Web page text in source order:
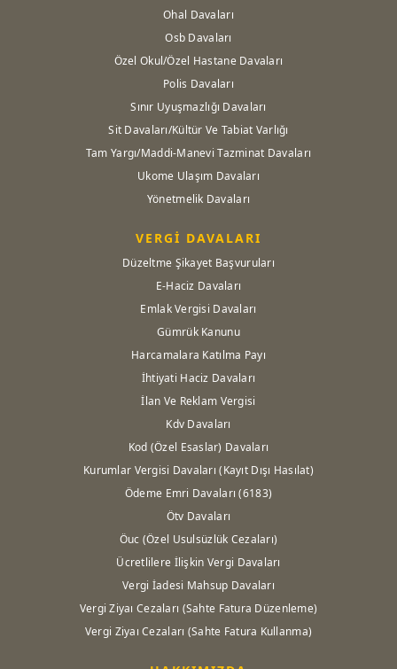
Ohal Davaları
Osb Davaları
Özel Okul/Özel Hastane Davaları
Polis Davaları
Sınır Uyuşmazlığı Davaları
Sit Davaları/Kültür Ve Tabiat Varlığı
Tam Yargı/Maddi-Manevi Tazminat Davaları
Ukome Ulaşım Davaları
Yönetmelik Davaları
VERGİ DAVALARI
Düzeltme Şikayet Başvuruları
E-Haciz Davaları
Emlak Vergisi Davaları
Gümrük Kanunu
Harcamalara Katılma Payı
İhtiyati Haciz Davaları
İlan Ve Reklam Vergisi
Kdv Davaları
Kod (Özel Esaslar) Davaları
Kurumlar Vergisi Davaları (Kayıt Dışı Hasılat)
Ödeme Emri Davaları (6183)
Ötv Davaları
Öuc (Özel Usulsüzlük Cezaları)
Ücretlilere İlişkin Vergi Davaları
Vergi İadesi Mahsup Davaları
Vergi Ziyaı Cezaları (Sahte Fatura Düzenleme)
Vergi Ziyaı Cezaları (Sahte Fatura Kullanma)